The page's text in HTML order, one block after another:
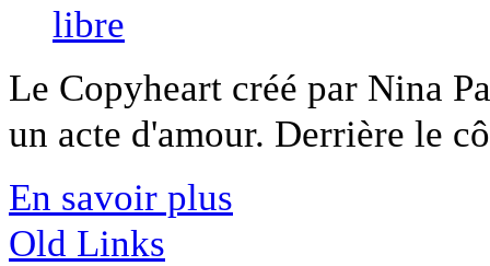
Le Copyheart créé par Nina
un acte d'amour. Derrière le
En savoir plus
Old Links